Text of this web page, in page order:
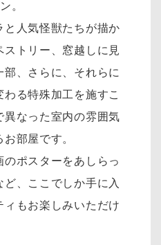
。
人気怪獣たちが描か
トリー、窓越しに見
部、さらに、それらに
る特殊加工を施すこ
異なった室内の雰囲気
部屋です。
のポスターをあしらっ
、ここでしか手に入
ィもお楽しみいただけ